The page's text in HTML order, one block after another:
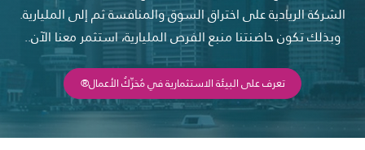
الشركة الريادية على اختراق السوق والمنافسة ثم إلى المليارية.
وبذلك تكون حاضنتنا منبع الفرص المليارية، استثمر معنا الآن..
تعرف على البيئة الاستثمارية في مُحَرِّكُ الأعمال®